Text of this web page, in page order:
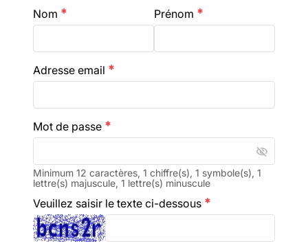
Nom emergency Prénom emergency
Adresse email emergency
Mot de passe emergency
visibility_off
Minimum 12 caractères, 1 chiffre(s), 1 symbole(s), 1
lettre(s) majuscule, 1 lettre(s) minuscule
Veuillez saisir le texte ci-dessous emergency